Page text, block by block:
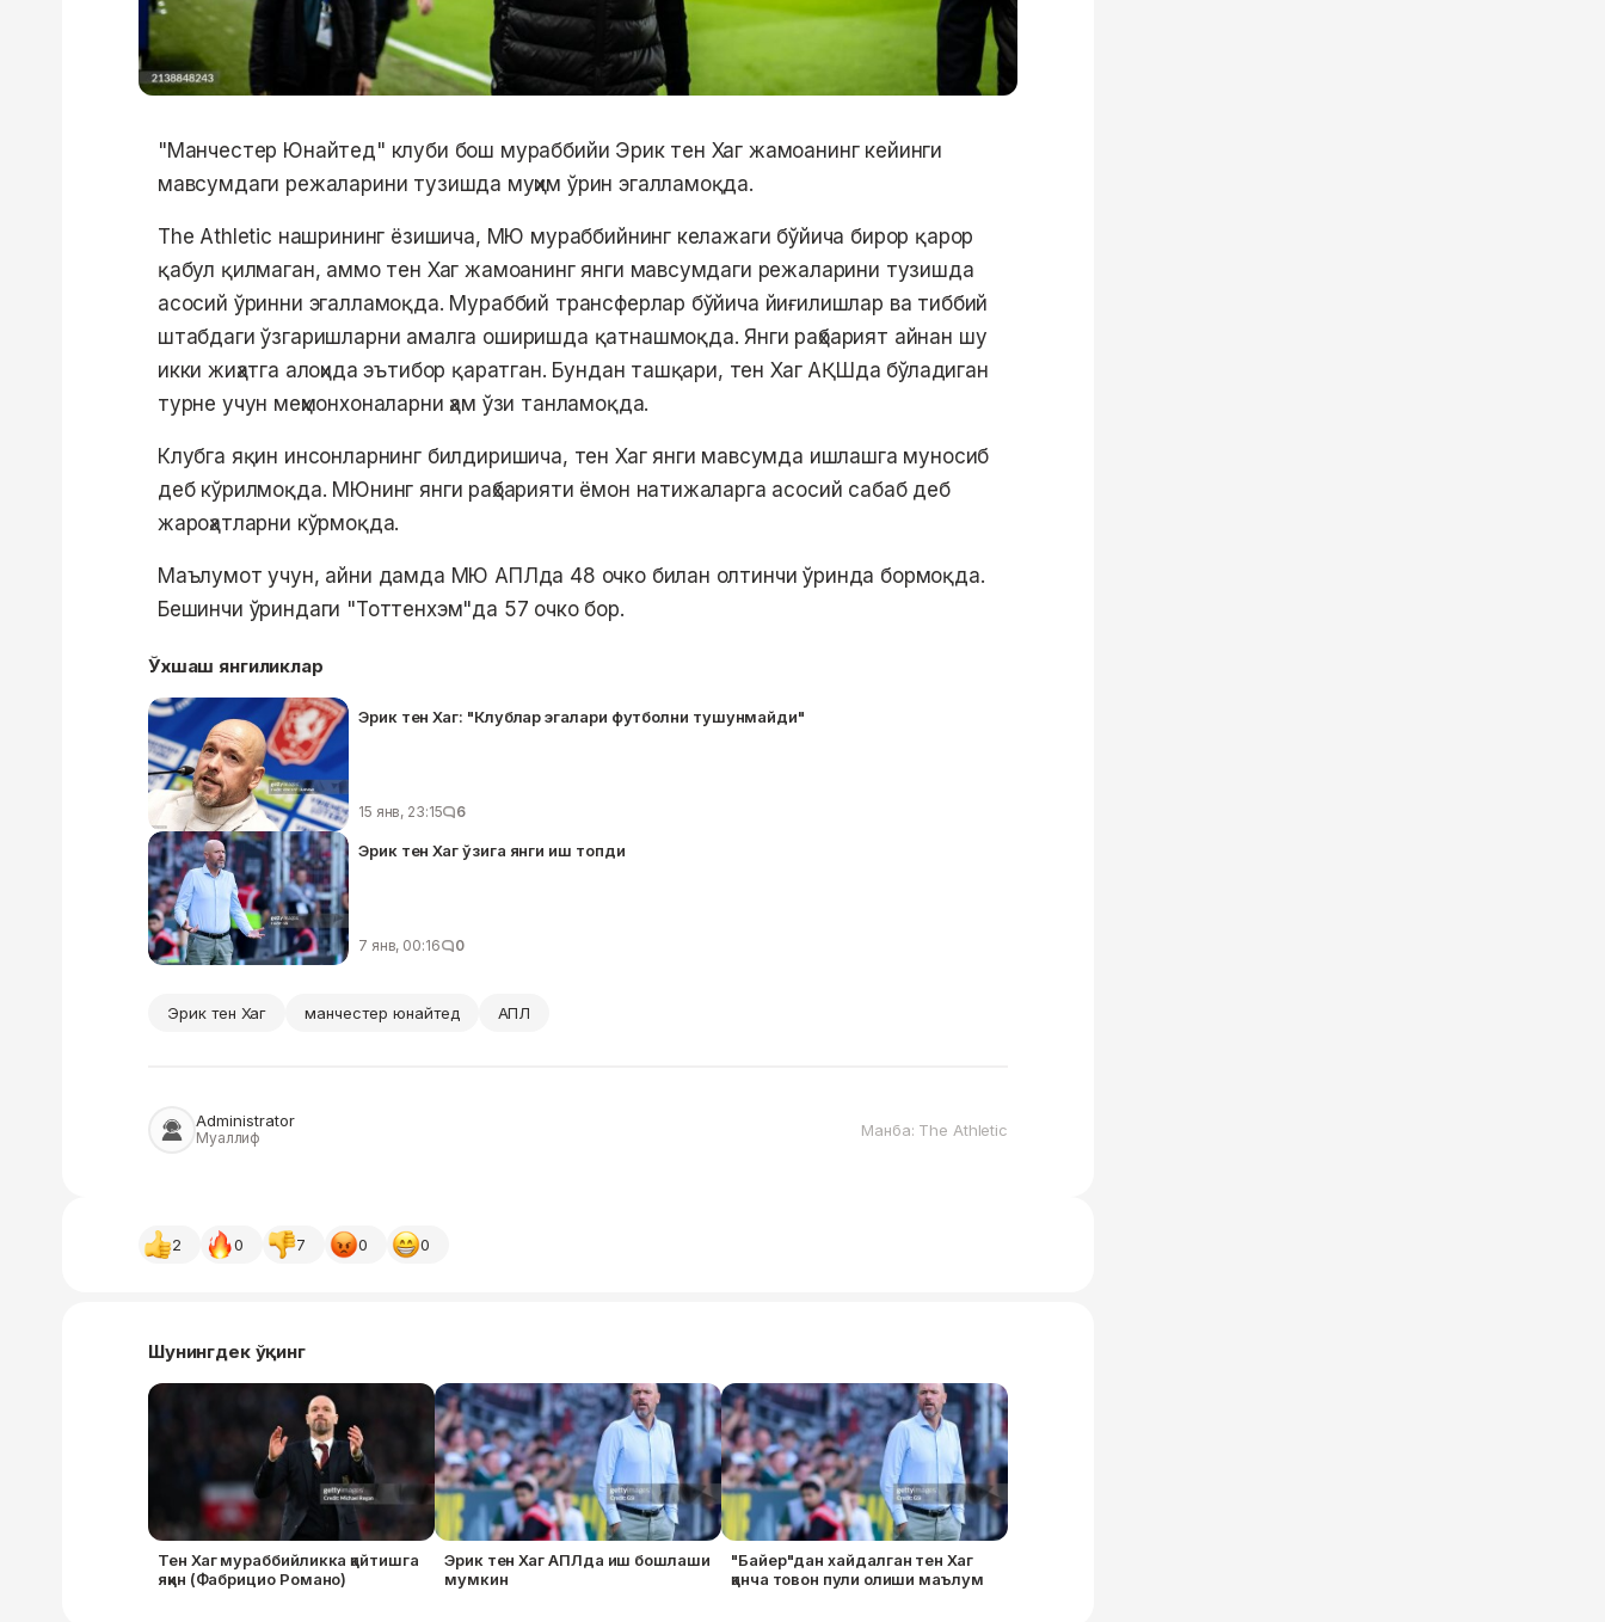
"Манчестер Юнайтед" клуби бош мураббийи Эрик тен Хаг жамоанинг кейинги
мавсумдаги режаларини тузишда муҳим ўрин эгалламоқда.
The Athletic нашрининг ёзишича, МЮ мураббийнинг келажаги бўйича бирор қарор
қабул қилмаган, аммо тен Хаг жамоанинг янги мавсумдаги режаларини тузишда
асосий ўринни эгалламоқда. Мураббий трансферлар бўйича йиғилишлар ва тиббий
штабдаги ўзгаришларни амалга оширишда қатнашмоқда. Янги раҳбарият айнан шу
икки жиҳатга алоҳида эътибор қаратган. Бундан ташқари, тен Хаг АҚШда бўладиган
турне учун меҳмонхоналарни ҳам ўзи танламоқда.
Клубга яқин инсонларнинг билдиришича, тен Хаг янги мавсумда ишлашга муносиб
деб кўрилмоқда. МЮнинг янги раҳбарияти ёмон натижаларга асосий сабаб деб
жароҳатларни кўрмоқда.
Маълумот учун, айни дамда МЮ АПЛда 48 очко билан олтинчи ўринда бормоқда.
Бешинчи ўриндаги "Тоттенхэм"да 57 очко бор.
Ўхшаш янгиликлар
Эрик тен Хаг: "Клублар эгалари футболни тушунмайди"
15 янв, 23:15 6
Эрик тен Хаг ўзига янги иш топди
7 янв, 00:16 0
Эрик тен Хаг манчестер юнайтед АПЛ
Administrator
Муаллиф Манба: The Athletic
2 0 7 0 0
Шунингдек ўқинг
Тен Хаг мураббийликка қайтишга
яқин (Фабрицио Романо)
Эрик тен Хаг АПЛда иш бошлаши
мумкин
"Байер"дан хайдалган тен Хаг
қанча товон пули олиши маълум